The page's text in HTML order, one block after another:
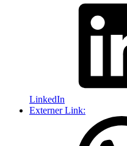
LinkedIn
Externer Link: